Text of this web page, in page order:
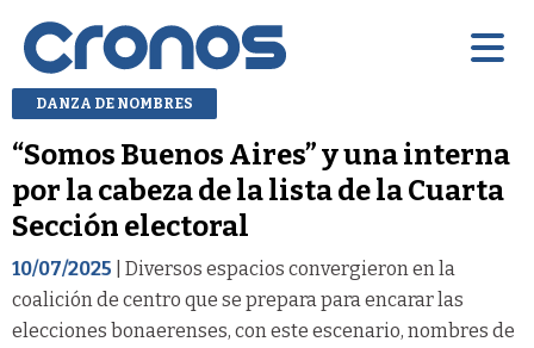
DANZA DE NOMBRES
“Somos Buenos Aires” y una interna
por la cabeza de la lista de la Cuarta
Sección electoral
10/07/2025 | Diversos espacios convergieron en la
coalición de centro que se prepara para encarar las
elecciones bonaerenses, con este escenario, nombres de